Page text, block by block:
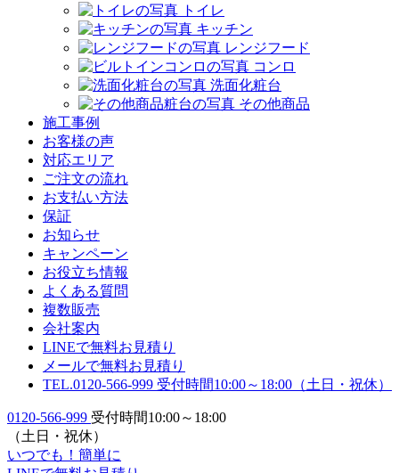
トイレ
キッチン
レンジフード
コンロ
洗面化粧台
その他商品
施工事例
お客様の声
対応エリア
ご注文の流れ
お支払い方法
保証
お知らせ
キャンペーン
お役立ち情報
よくある質問
複数販売
会社案内
LINEで無料お見積り
メールで無料お見積り
TEL.0120-566-999 受付時間10:00～18:00（土日・祝休）
0120-566-999 受付時間10:00～18:00
（土日・祝休）
いつでも！簡単に